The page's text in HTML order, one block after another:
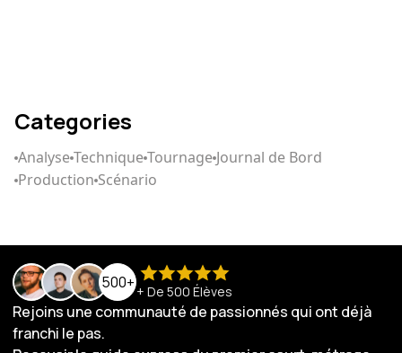
Categories
AnalyseTechniqueTournage Journal de Bord
Production Scénario
500+ + De 500 Élèves
Rejoins une communauté de passionnés qui ont déjà
franchi le pas.